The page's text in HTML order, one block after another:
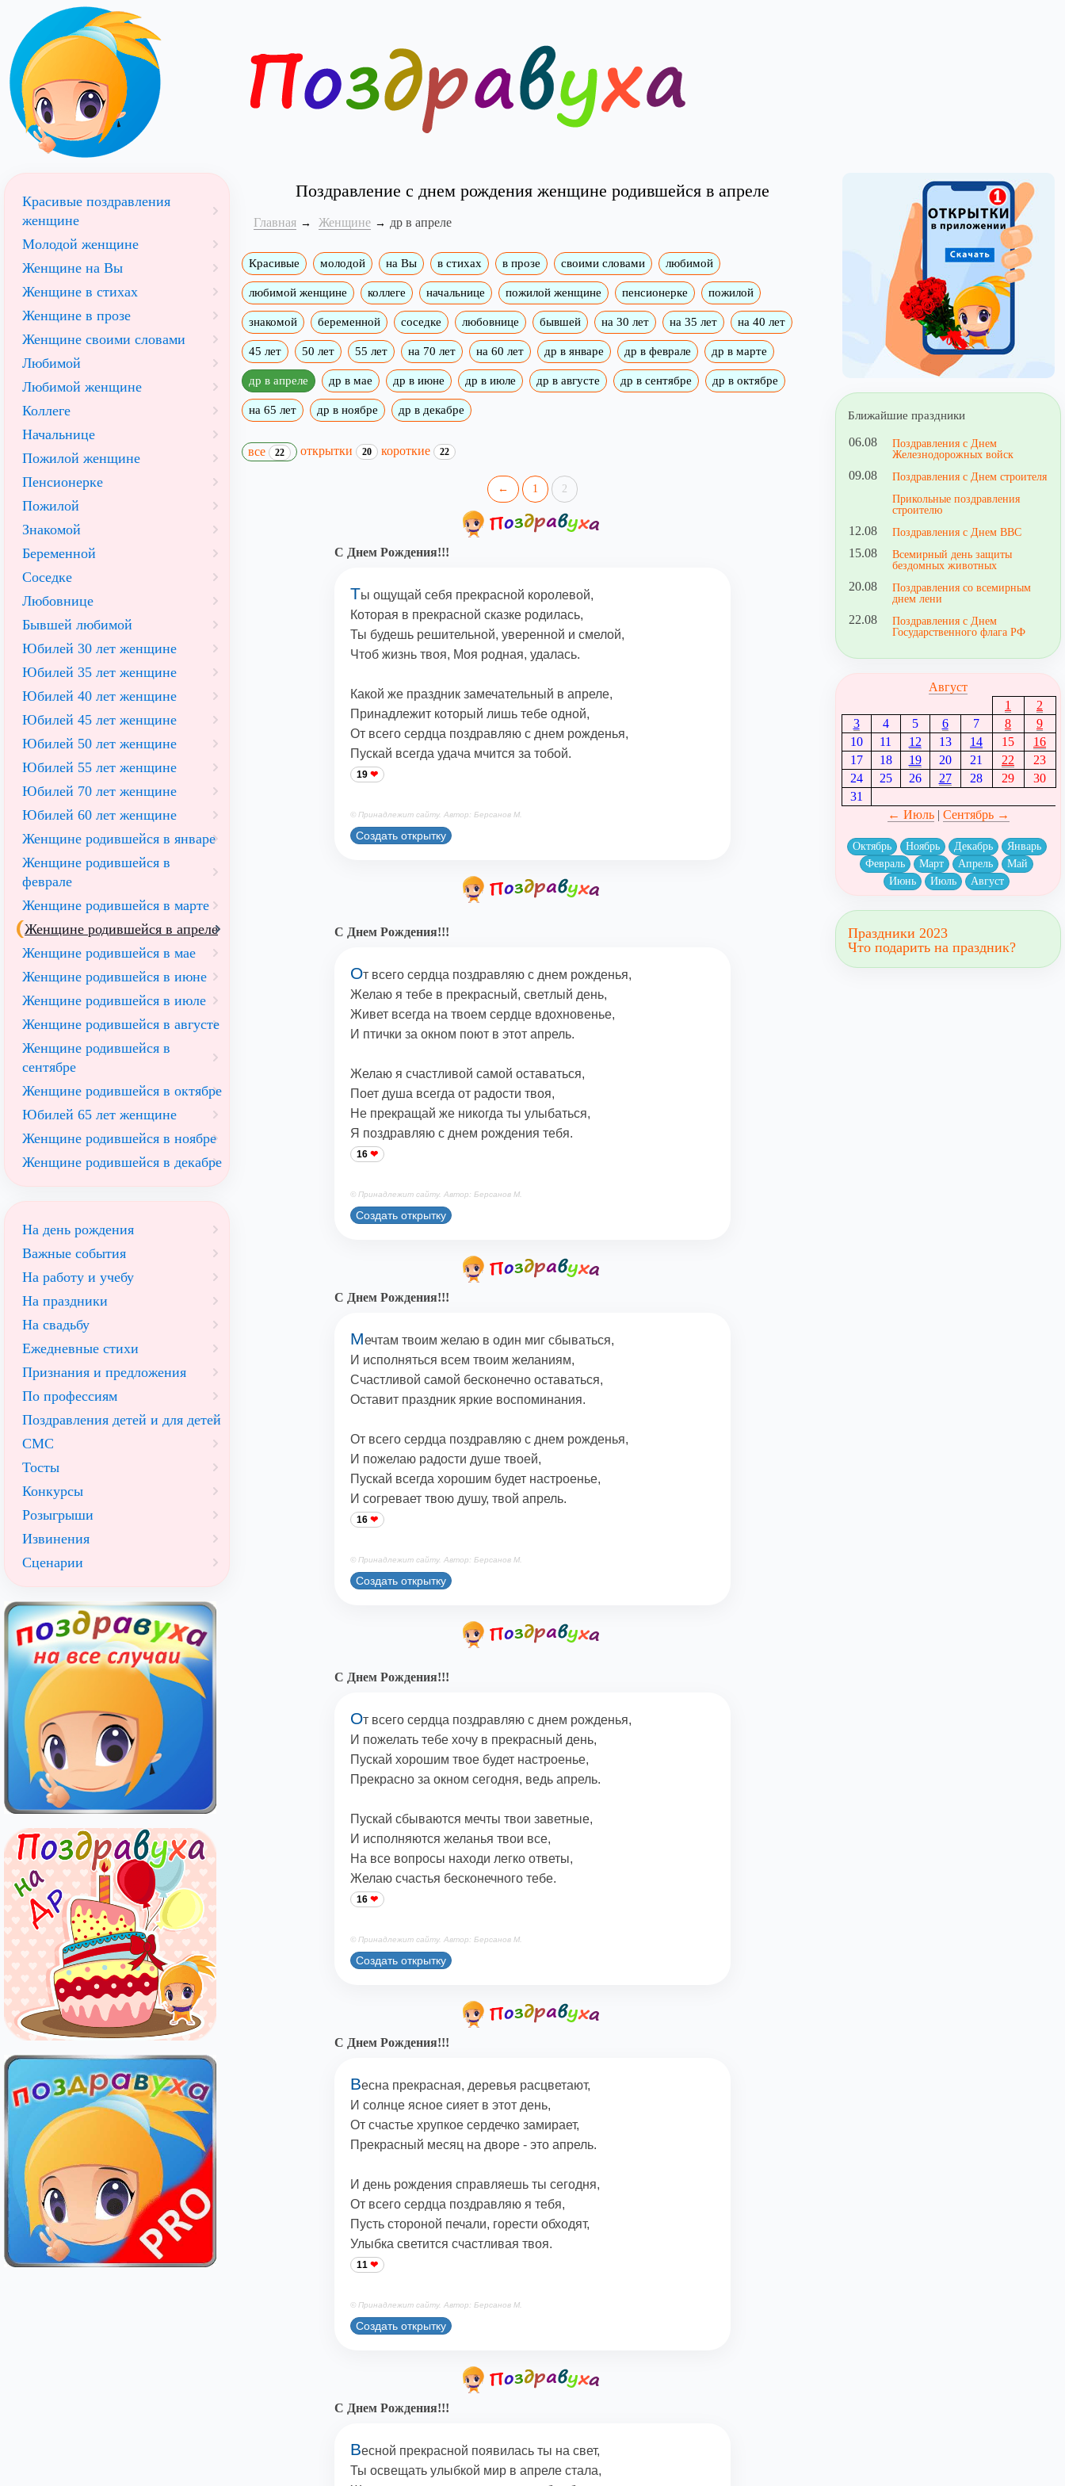
Поздравление с днем рождения женщине родившейся в апреле
Главная Женщине др в апреле
Красивые молодой на Вы в стихах в прозе своими словами любимой
любимой женщине коллеге начальнице пожилой женщине пенсионерке пожилой
знакомой беременной соседке любовнице бывшей на 30 лет на 35 лет на 40 лет
45 лет 50 лет 55 лет на 70 лет на 60 лет др в январе др в феврале др в марте
др в апреле др в мае др в июне др в июле др в августе др в сентябре др в октябре
на 65 лет др в ноябре др в декабре
все 22 открытки 20 короткие 22
← 1 2
С Днем Рождения!!!
Ты ощущай себя прекрасной королевой,
Которая в прекрасной сказке родилась,
Ты будешь решительной, уверенной и смелой,
Чтоб жизнь твоя, Моя родная, удалась.
Какой же праздник замечательный в апреле,
Принадлежит который лишь тебе одной,
От всего сердца поздравляю с днем рожденья,
Пускай всегда удача мчится за тобой.
19
© Принадлежит сайту. Автор: Берсанов М.
Создать открытку
С Днем Рождения!!!
От всего сердца поздравляю с днем рожденья,
Желаю я тебе в прекрасный, светлый день,
Живет всегда на твоем сердце вдохновенье,
И птички за окном поют в этот апрель.
Желаю я счастливой самой оставаться,
Поет душа всегда от радости твоя,
Не прекращай же никогда ты улыбаться,
Я поздравляю с днем рождения тебя.
16
© Принадлежит сайту. Автор: Берсанов М.
Создать открытку
С Днем Рождения!!!
Мечтам твоим желаю в один миг сбываться,
И исполняться всем твоим желаниям,
Счастливой самой бесконечно оставаться,
Оставит праздник яркие воспоминания.
От всего сердца поздравляю с днем рожденья,
И пожелаю радости душе твоей,
Пускай всегда хорошим будет настроенье,
И согревает твою душу, твой апрель.
16
© Принадлежит сайту. Автор: Берсанов М.
Создать открытку
С Днем Рождения!!!
От всего сердца поздравляю с днем рожденья,
И пожелать тебе хочу в прекрасный день,
Пускай хорошим твое будет настроенье,
Прекрасно за окном сегодня, ведь апрель.
Пускай сбываются мечты твои заветные,
И исполняются желанья твои все,
На все вопросы находи легко ответы,
Желаю счастья бесконечного тебе.
16
© Принадлежит сайту. Автор: Берсанов М.
Создать открытку
С Днем Рождения!!!
Весна прекрасная, деревья расцветают,
И солнце ясное сияет в этот день,
От счастье хрупкое сердечко замирает,
Прекрасный месяц на дворе - это апрель.
И день рождения справляешь ты сегодня,
От всего сердца поздравляю я тебя,
Пусть стороной печали, горести обходят,
Улыбка светится счастливая твоя.
11
© Принадлежит сайту. Автор: Берсанов М.
Создать открытку
С Днем Рождения!!!
Весной прекрасной появилась ты на свет,
Ты освещать улыбкой мир в апреле стала,
Красивые поздравления
женщине
Молодой женщине
Женщине на Вы
Женщине в стихах
Женщине в прозе
Женщине своими словами
Любимой
Любимой женщине
Коллеге
Начальнице
Пожилой женщине
Пенсионерке
Пожилой
Знакомой
Беременной
Соседке
Любовнице
Бывшей любимой
Юбилей 30 лет женщине
Юбилей 35 лет женщине
Юбилей 40 лет женщине
Юбилей 45 лет женщине
Юбилей 50 лет женщине
Юбилей 55 лет женщине
Юбилей 70 лет женщине
Юбилей 60 лет женщине
Женщине родившейся в январе
Женщине родившейся в
феврале
Женщине родившейся в марте
Женщине родившейся в апреле
Женщине родившейся в мае
Женщине родившейся в июне
Женщине родившейся в июле
Женщине родившейся в августе
Женщине родившейся в
сентябре
Женщине родившейся в октябре
Юбилей 65 лет женщине
Женщине родившейся в ноябре
Женщине родившейся в декабре
На день рождения
Важные события
На работу и учебу
На праздники
На свадьбу
Ежедневные стихи
Признания и предложения
По профессиям
Поздравления детей и для детей
СМС
Тосты
Конкурсы
Розыгрыши
Извинения
Сценарии
Ближайшие праздники
06.08
Поздравления с Днем
Железнодорожных войск
09.08
Поздравления с Днем строителя
Прикольные поздравления
строителю
12.08 Поздравления с Днем ВВС
15.08
Всемирный день защиты
бездомных животных
20.08
Поздравления со всемирным
днем лени
22.08
Поздравления с Днем
Государственного флага РФ
Август
1
2
3
4 5 6 7 8
9
10
11 12 13 14 15
16
17
18 19 20 21 22
23
24
25 26 27 28 29
30
31
← Июль| Сентябрь →
Октябрь Ноябрь Декабрь
Январь
Февраль
Март Апрель
Май
Июнь
Июль Август
Праздники 2023
Что подарить на праздник?